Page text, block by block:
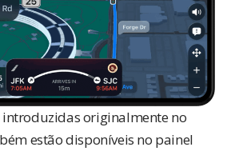
introduzidas originalmente no
estão disponíveis no painel